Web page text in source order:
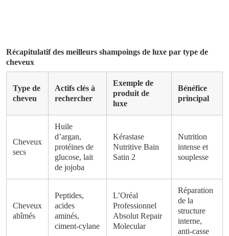
Récapitulatif des meilleurs shampoings de luxe par type de
cheveux
Type de
cheveu
Actifs clés à
rechercher
Exemple de
produit de
luxe
Bénéfice
principal
Cheveux
secs
Huile
d’argan,
protéines de
glucose, lait
de jojoba
Kérastase
Nutritive Bain
Satin 2
Nutrition
intense et
souplesse
Cheveux
abîmés
Peptides,
acides
aminés,
ciment-cylane
L’Oréal
Professionnel
Absolut Repair
Molecular
Réparation
de la
structure
interne,
anti-casse